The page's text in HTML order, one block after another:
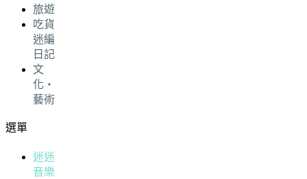
旅遊
吃貨
迷編
日記
文
化・
藝術
選單
迷迷
音樂